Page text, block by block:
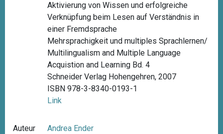
Aktivierung von Wissen und erfolgreiche
Verknüpfung beim Lesen auf Verständnis in
einer Fremdsprache
Mehrsprachigkeit und multiples Sprachlernen/
Multilingualism and Multiple Language
Acquistion and Learning Bd. 4
Schneider Verlag Hohengehren, 2007
ISBN 978-3-8340-0193-1
Link
Auteur
Andrea Ender